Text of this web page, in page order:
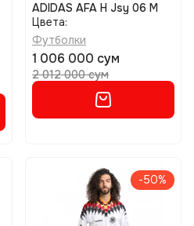
ADIDAS AFA H Jsy 06 M
Цвета:
Футболки
1 006 000 сум
2 012 000 сум
-50%